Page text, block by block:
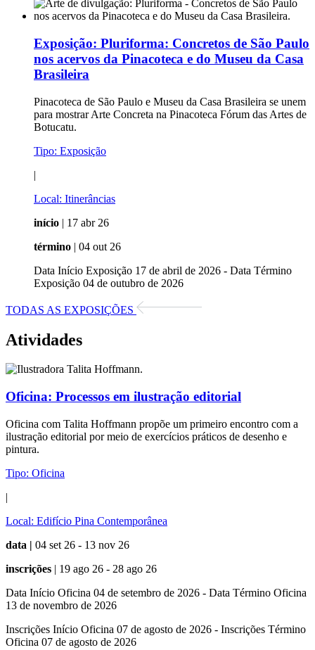
Exposição: Pluriforma: Concretos de São Paulo
nos acervos da Pinacoteca e do Museu da Casa
Brasileira
Pinacoteca de São Paulo e Museu da Casa Brasileira se unem
para mostrar Arte Concreta na Pinacoteca Fórum das Artes de
Botucatu.
Tipo: Exposição
|
Local: Itinerâncias
início | 17 abr 26
término | 04 out 26
Data Início Exposição 17 de abril de 2026 - Data Término
Exposição 04 de outubro de 2026
TODAS AS EXPOSIÇÕES
Atividades
Oficina: Processos em ilustração editorial
Oficina com Talita Hoffmann propõe um primeiro encontro com a
ilustração editorial por meio de exercícios práticos de desenho e
pintura.
Tipo: Oficina
|
Local: Edifício Pina Contemporânea
data | 04 set 26 - 13 nov 26
inscrições | 19 ago 26 - 28 ago 26
Data Início Oficina 04 de setembro de 2026 - Data Término Oficina
13 de novembro de 2026
Inscrições Início Oficina 07 de agosto de 2026 - Inscrições Término
Oficina 07 de agosto de 2026